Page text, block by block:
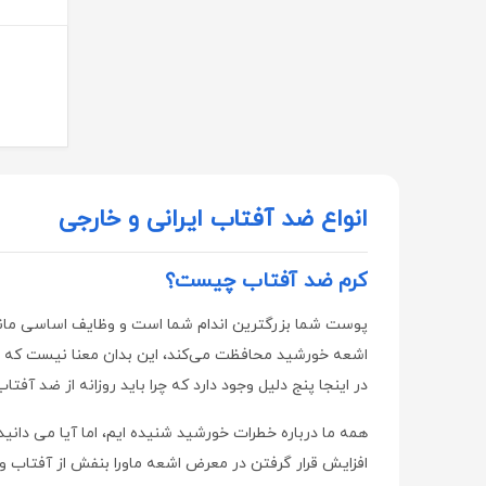
ویتا آریا | Vita Aria
سامکس | Samex
طب رازی | Teb Razi
سلکشن سیتی | Selection City
نوتری فیز | Notri Fiz
لایسل | liesel
اسکین شیک | Skin Chic
انواع ضد آفتاب ایرانی و خارجی
کرم ضد آفتاب چیست؟
پوست شما بزرگترین اندام شما است و وظایف اساسی
اشعه خورشید محافظت می‌کند، این بدان معنا نیست
در اینجا پنج دلیل وجود دارد که چرا باید روزانه از ضد
همه ما درباره خطرات خورشید شنیده ایم، اما آیا می
افزایش قرار گرفتن در معرض اشعه ماورا بنفش از